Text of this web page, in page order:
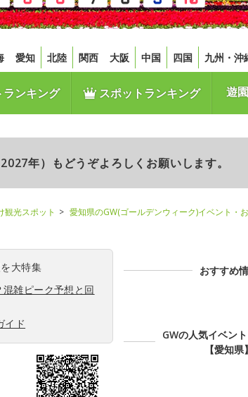
愛知 北陸 関西 大阪 中国 四国 九州・沖
ンキング スポットランキング 遊
年）もどうぞよろしくお願いします。
観光スポット
愛知県のGW(ゴールデンウィーク)イベント・
大特集
雑ピーク予想と回
イド
おすすめ
GWの人気イベン
【愛知県】